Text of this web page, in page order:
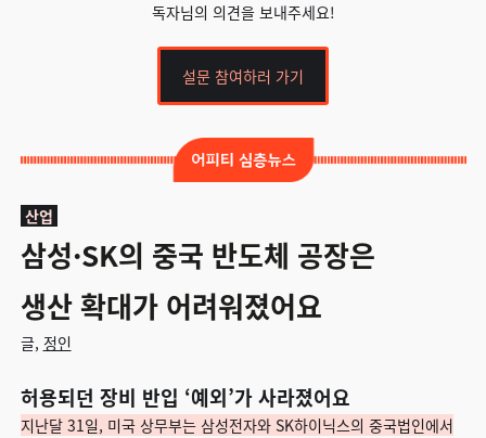
독자님의 의견을 보내주세요!
설문 참여하러 가기
산업
삼성·SK의 중국 반도체 공장은
생산 확대가 어려워졌어요
글, 정인
허용되던 장비 반입 ‘예외’가 사라졌어요
지난달 31일, 미국 상무부는 삼성전자와 SK하이닉스의 중국법인에서